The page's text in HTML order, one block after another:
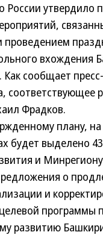
России утвердило
проведением
вхождения
Как сообщает
соответствующее
Фрадков.
плану,
будет выделено
и
о
и
программы
развитию